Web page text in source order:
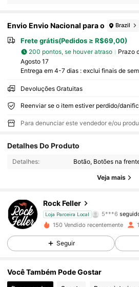
Envio Envio Nacional para o Brazil
Frete grátis(Pedidos ≥ R$69,00)
200 pontos, se houver atraso Prazo
Agosto 17
Entrega em 4-7 dias : exclui finais de
Devoluções Gratuitas
Para denunciar este vendedor e/ou
Detalhes Do Produto
Detalhes: Botão, Botões na
Veja mais
Rock Feller
Loja Parceira Local
4,79 371
4,79
371
371
150 Vendido recentemente
Seguir
Você Também Pode Gostar